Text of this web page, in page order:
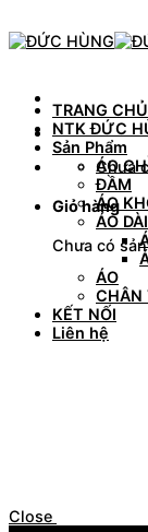
to
content
Chưa
Giỏ hàng
Chưa có
TRANG CHỦ
NTK ĐỨC
Sản Phẩm
ÁO
ĐẦM
ÁO
ÁO DÀI
ÁO
CHÂN
KẾT NỐI
Liên hệ
Close